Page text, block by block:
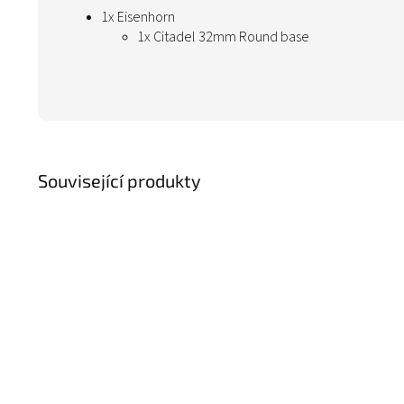
Související produkty
1x Eisenhorn
1x Citadel 32mm Round base